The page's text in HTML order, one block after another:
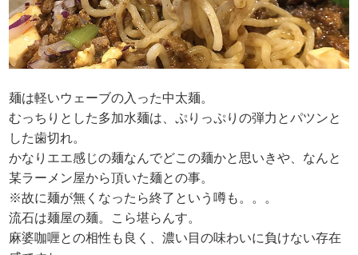
麺は軽いウェーブの入った中太麺。
むっちりとした多加水麺は、ぷりっぷりの弾力とパツンと
した歯切れ。
かなりエエ感じの麺なんでどこの麺かと思いきや、なんと
某ラーメン屋から頂いた麺との事。
※故に麺が無くなったら終了という噂も。。。
流石は麺屋の麺。こら堪らんす。
麻婆咖喱との相性も良く、濃い目の味わいに負けない存在